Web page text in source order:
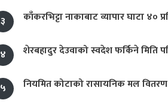
३
काँकरभिट्टा नाकाबाट व्यापार घाटा ४०
४ शेरबहादुर देउवाको स्वदेश फर्किने मिति
५ नियमित कोटाको रासायनिक मल